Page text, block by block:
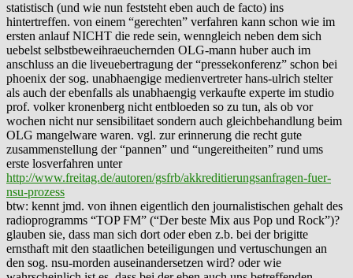
statistisch (und wie nun feststeht eben auch de facto) ins
hintertreffen. von einem “gerechten” verfahren kann schon wie im
ersten anlauf NICHT die rede sein, wenngleich neben dem sich
uebelst selbstbeweihraeuchernden OLG-mann huber auch im
anschluss an die liveuebertragung der “pressekonferenz” schon bei
phoenix der sog. unabhaengige medienvertreter hans-ulrich stelter
als auch der ebenfalls als unabhaengig verkaufte experte im studio
prof. volker kronenberg nicht entbloeden so zu tun, als ob vor
wochen nicht nur sensibilitaet sondern auch gleichbehandlung beim
OLG mangelware waren. vgl. zur erinnerung die recht gute
zusammenstellung der “pannen” und “ungereitheiten” rund ums
erste losverfahren unter
http://www.freitag.de/autoren/gsfrb/akkreditierungsanfragen-fuer-
nsu-prozess
btw: kennt jmd. von ihnen eigentlich den journalistischen gehalt des
radioprogramms “TOP FM” (“Der beste Mix aus Pop und Rock”)?
glauben sie, dass man sich dort oder eben z.b. bei der brigitte
ernsthaft mit den staatlichen beteiligungen und vertuschungen an
den sog. nsu-morden auseinandersetzen wird? oder wie